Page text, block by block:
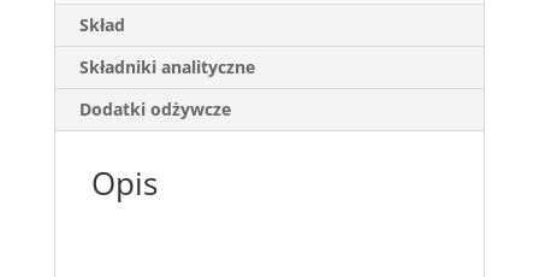
Skład
Składniki analityczne
Dodatki odżywcze
Opis